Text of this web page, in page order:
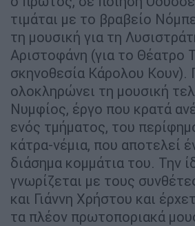
τιμάται με το βραβείο
τη μουσική για τη
Αριστοφάνη (για το Θέατρο
σκηνοθεσία Κάρολου Κουν).
ολοκληρώνει τη μουσική
Νυμφίος, έργο που κρατά
ενός τμήματος, του
κάτρα-νέμια, που αποτελεί
διάσημα κομμάτια του. Την
γνωρίζεται με τους
και Γιάννη Χρήστου και
τα πλέον πρωτοποριακά